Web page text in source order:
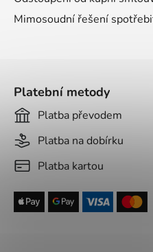
Mimosoudní řešení
Platební metody
Platba převodem
Platba na dobírku
Platba kartou